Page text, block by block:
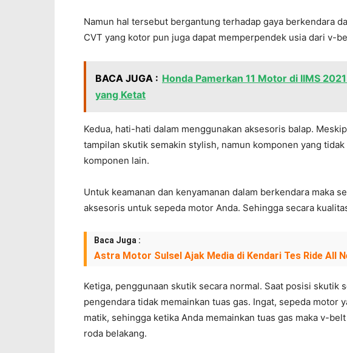
Namun hal tersebut bergantung terhadap gaya berkendara
CVT yang kotor pun juga dapat memperpendek usia dari v-
BACA JUGA : Honda Pamerkan 11 Motor di IIMS
yang Ketat
Kedua, hati-hati dalam menggunakan aksesoris balap.
tampilan skutik semakin stylish, namun komponen yang
komponen lain.
Untuk keamanan dan kenyamanan dalam berkendara maka
aksesoris untuk sepeda motor Anda. Sehingga secara
Baca Juga :
Astra Motor Sulsel Ajak Media di Kendari Tes Ride All
Ketiga, penggunaan skutik secara normal. Saat posisi skutik
pengendara tidak memainkan tuas gas. Ingat, sepeda motor
matik, sehingga ketika Anda memainkan tuas gas maka v-
roda belakang.